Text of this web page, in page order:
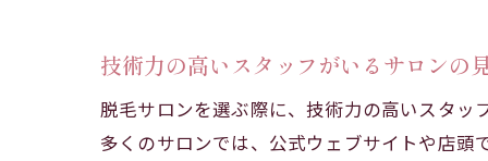
技術力の高いスタッフがいるサロンの
脱毛サロンを選ぶ際に、技術力の高いスタッ
多くのサロンでは、公式ウェブサイトや店